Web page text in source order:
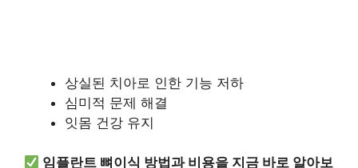
상실된 치아로 인한 기능 저하
심미적 문제 해결
잇몸 건강 유지
임플란트 뼈이식 방법과 비용을 지금 바로 알아보